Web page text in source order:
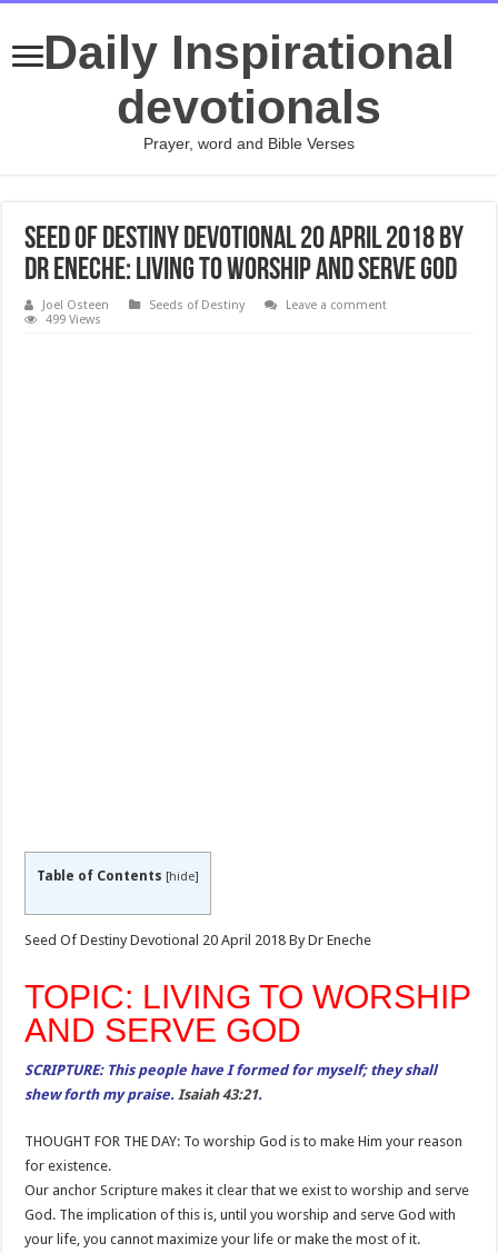
Daily Inspirational
devotionals
Prayer, word and Bible Verses
Seed Of Destiny Devotional 20 April 2018 By
Dr Eneche: LIVING TO WORSHIP AND SERVE GOD
Joel Osteen Seeds of Destiny
Leave a comment
499 Views
Table of Contents [hide]
Seed Of Destiny Devotional 20 April 2018 By Dr Eneche
TOPIC: LIVING TO WORSHIP
AND SERVE GOD
SCRIPTURE: This people have I formed for myself; they shall
shew forth my praise.Isaiah 43:21.
THOUGHT FOR THE DAY: To worship God is to make Him your reason
for existence.
Our anchor Scripture makes it clear that we exist to worship and serve
God. The implication of this is, until you worship and serve God with
your life, you cannot maximize your life or make the most of it.